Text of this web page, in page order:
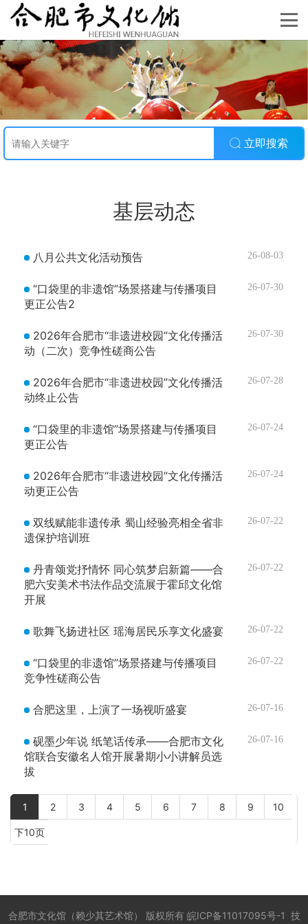
立即搜索
基层动态
八月公共文化活动预告 26-08-03
“口袋里的非遗馆”场景搭建与传播项目
更正公告2
26-07-30
2026年合肥市“非遗进校园”文化传播活
动（二次）竞争性磋商公告
26-07-30
2026年合肥市“非遗进校园”文化传播活
动终止公告
26-07-28
“口袋里的非遗馆”场景搭建与传播项目
更正公告
26-07-24
2026年合肥市“非遗进校园”文化传播活
动更正公告
26-07-24
双线赋能非遗传承 蜀山经验亮相全省非
遗保护培训班
26-07-22
丹青颂党抒情怀 同心筑梦启新篇——合
肥六安美术书法作品交流展于霍邱文化馆
开展
26-07-22
歌舞飞扬进社区 瑶海居民乐享文化盛宴 26-07-22
“口袋里的非遗馆”场景搭建与传播项目
竞争性磋商公告
26-07-22
合肥这里，上演了一场视听盛宴 26-07-16
砚墨少年说 纸笔话传承——合肥市文化
馆联合安徽名人馆开展暑期小小讲解员选
拔
26-07-16
1 2 3 4 5 6 7 8 9 10
下10页
合肥市文化馆（赖少其艺术馆） 版权所有 皖ICP备11017095号-1 技